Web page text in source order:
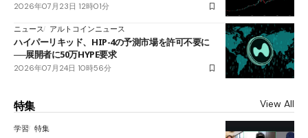
2026年07月23日 12時01分
ニュース アルトコインニュース
ハイパーリキッド、HIP-4の予測市場を許可不要に
──展開者に50万HYPE要求
2026年07月24日 10時56分
特集 View All
学習 特集